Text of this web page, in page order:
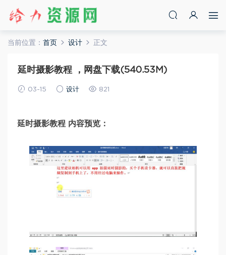
当前位置： 首页 设计 正文
延时摄影教程 ，网盘下载(540.53M)
03-15 设计 821
延时摄影教程 内容预览：